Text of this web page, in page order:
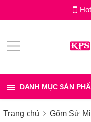
DANH MỤC SẢN
Trang chủ Gốm Sứ